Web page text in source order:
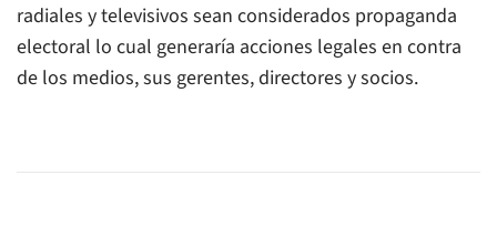
radiales y televisivos sean considerados propaganda
electoral lo cual generaría acciones legales en contra
de los medios, sus gerentes, directores y socios.